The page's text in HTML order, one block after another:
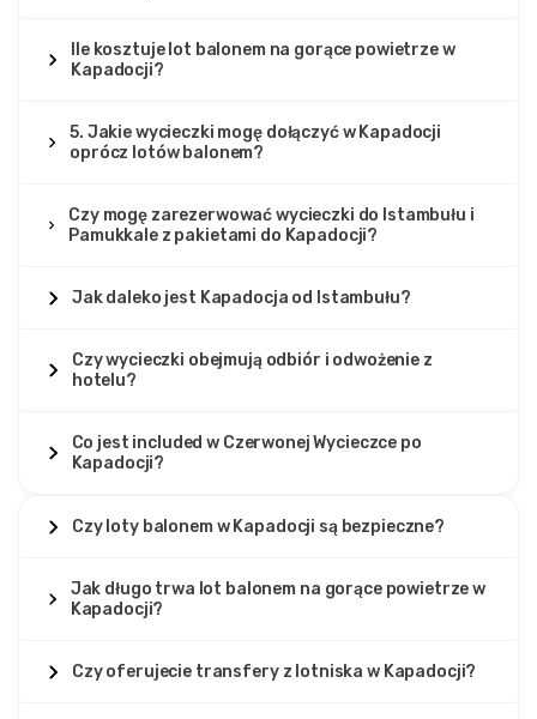
Ile kosztuje lot balonem na gorące powietrze w
Kapadocji?
5. Jakie wycieczki mogę dołączyć w Kapadocji
oprócz lotów balonem?
Czy mogę zarezerwować wycieczki do Istambułu i
Pamukkale z pakietami do Kapadocji?
Jak daleko jest Kapadocja od Istambułu?
Czy wycieczki obejmują odbiór i odwożenie z
hotelu?
Co jest included w Czerwonej Wycieczce po
Kapadocji?
Czy loty balonem w Kapadocji są bezpieczne?
Jak długo trwa lot balonem na gorące powietrze w
Kapadocji?
Czy oferujecie transfery z lotniska w Kapadocji?